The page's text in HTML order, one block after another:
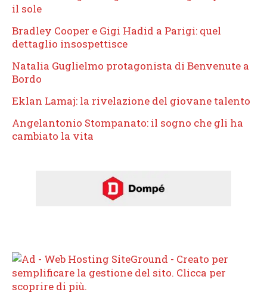
il sole
Bradley Cooper e Gigi Hadid a Parigi: quel
dettaglio insospettisce
Natalia Guglielmo protagonista di Benvenute a
Bordo
Eklan Lamaj: la rivelazione del giovane talento
Angelantonio Stompanato: il sogno che gli ha
cambiato la vita